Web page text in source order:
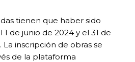
tienen que haber sido
de junio de 2024 y el 31 de
inscripción de obras se
de la plataforma